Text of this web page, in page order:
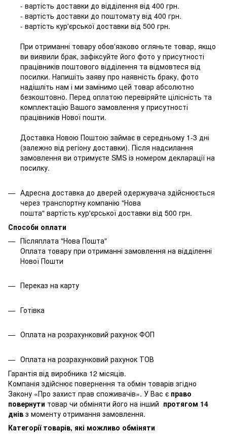
- вартість доставки до відділення від 400 грн.
- вартість доставки до поштомату від 400 грн.
- вартість кур'єрської доставки від 500 грн.
При отриманні товару обов'язково огляньте товар, якщо
ви виявили брак, зафіксуйте його фото у присутності
працівників поштового відділення та відмовтеся від
посилки. Напишіть заяву про наявність браку, фото
надішліть нам і ми замінимо цей товар абсолютно
безкоштовно. Перед оплатою перевіряйте цілісність та
комплектацію Вашого замовлення у присутності
працівників Нової пошти.
Доставка Новою Поштою займає в середньому 1-3 дні
(залежно від регіону доставки). Після надсилання
замовлення ви отримуєте SMS із номером декларації на
посилку.
Адресна доставка до дверей одержувача здійснюється
через транспортну компанію "Нова
пошта" вартість кур'єрської доставки від 500 грн.
Способи оплати
Післяплата "Нова Пошта"
Оплата товару при отриманні замовлення на відділенні
Нової Пошти
Переказ на карту
Готівка
Оплата на розрахунковий рахунок ФОП
Оплата на розрахунковий рахунок ТОВ
Гарантія від виробника 12 місяців.
Компанія здійснює повернення та обмін товарів згідно
Закону «Про захист прав споживачів». У Вас є право
повернути товар чи обміняти його на інший протягом 14
днів з моменту отримання замовлення.
Категорії товарів, які можливо обміняти